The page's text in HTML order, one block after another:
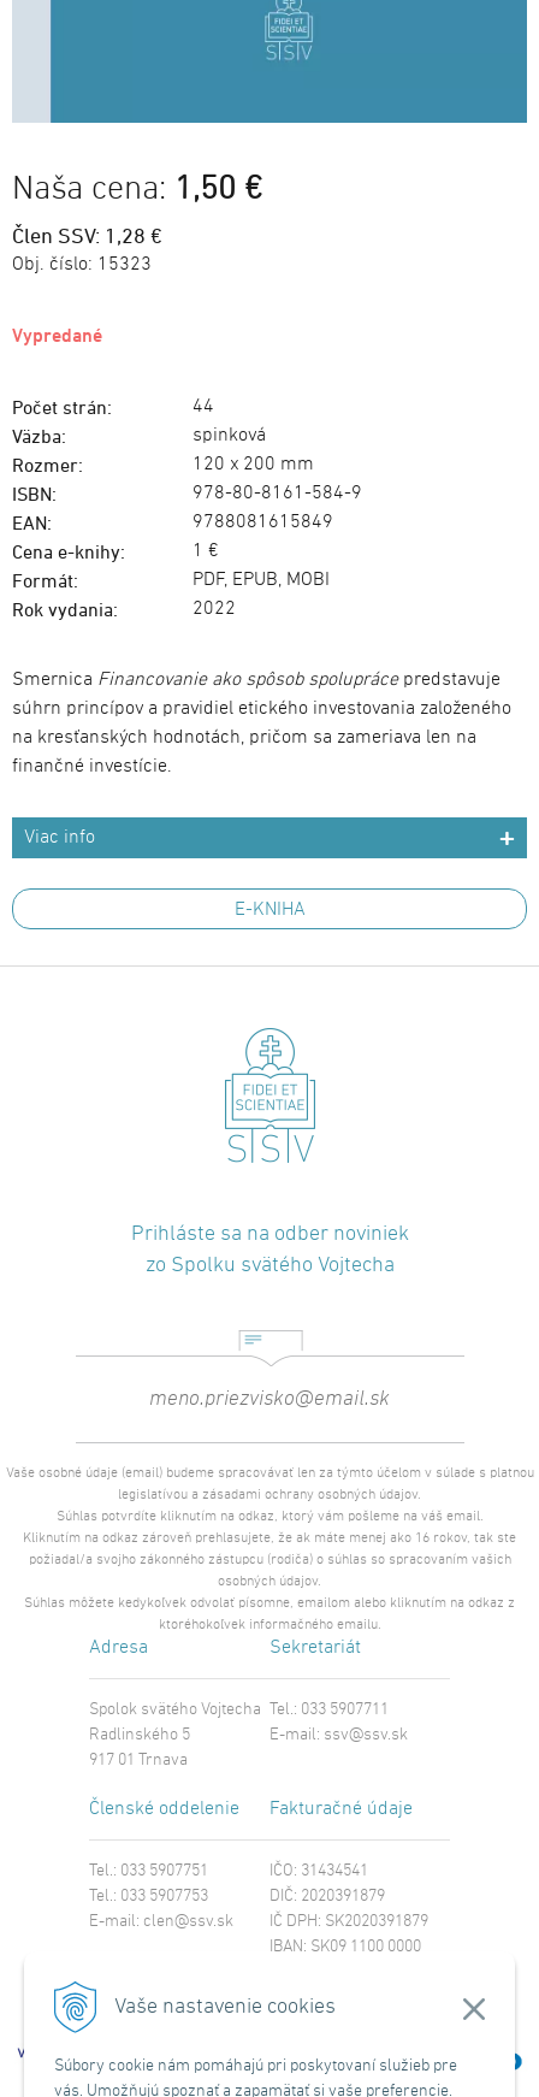
Vaše nastavenie cookies
Súbory cookie nám pomáhajú pri poskytovaní služieb pre
vás. Umožňujú spoznať a zapamätať si vaše preferencie.
Naša cena: 1,50 €
Člen SSV: 1,28 €
Obj. číslo: 15323
Vypredané
Počet strán: 44
Väzba: spinková
Rozmer: 120 x 200 mm
ISBN: 978-80-8161-584-9
EAN: 9788081615849
Cena e-knihy: 1 €
Formát: PDF, EPUB, MOBI
Rok vydania: 2022
Smernica Financovanie ako spôsob spoluprácepredstavuje
súhrn princípov a pravidiel etického investovania založeného
na kresťanských hodnotách, pričom sa zameriava len na
finančné investície.
Viac info
E-KNIHA
Prihláste sa na odber noviniek
zo Spolku svätého Vojtecha
Vaše osobné údaje (email) budeme spracovávať len za týmto účelom v súlade s platnou
legislatívou a zásadami ochrany osobných údajov.
Súhlas potvrdíte kliknutím na odkaz, ktorý vám pošleme na váš email.
Kliknutím na odkaz zároveň prehlasujete, že ak máte menej ako 16 rokov, tak ste
požiadal/a svojho zákonného zástupcu (rodiča) o súhlas so spracovaním vašich
osobných údajov.
Súhlas môžete kedykoľvek odvolať písomne, emailom alebo kliknutím na odkaz z
ktoréhokoľvek informačného emailu.
Adresa
Spolok svätého Vojtecha
Radlinského 5
917 01 Trnava
Sekretariát
Tel.: 033 5907711
E-mail: ssv@ssv.sk
Členské oddelenie
Tel.: 033 5907751
Tel.: 033 5907753
E-mail: clen@ssv.sk
Fakturačné údaje
IČO: 31434541
DIČ: 2020391879
IČ DPH: SK2020391879
IBAN: SK09 1100 0000
SWIFT: TATRSKBX